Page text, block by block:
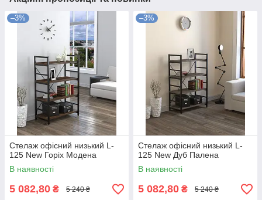
–3%
Стелаж офісний низький L-
125 New Горіх Модена
В наявності
5 082,80 ₴ 5 240 ₴
–3%
Стелаж офісний низький L-
125 New Дуб Палена
В наявності
5 082,80 ₴ 5 240 ₴